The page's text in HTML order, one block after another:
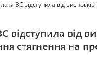
ВС відступила від
відступила від
стягнення на